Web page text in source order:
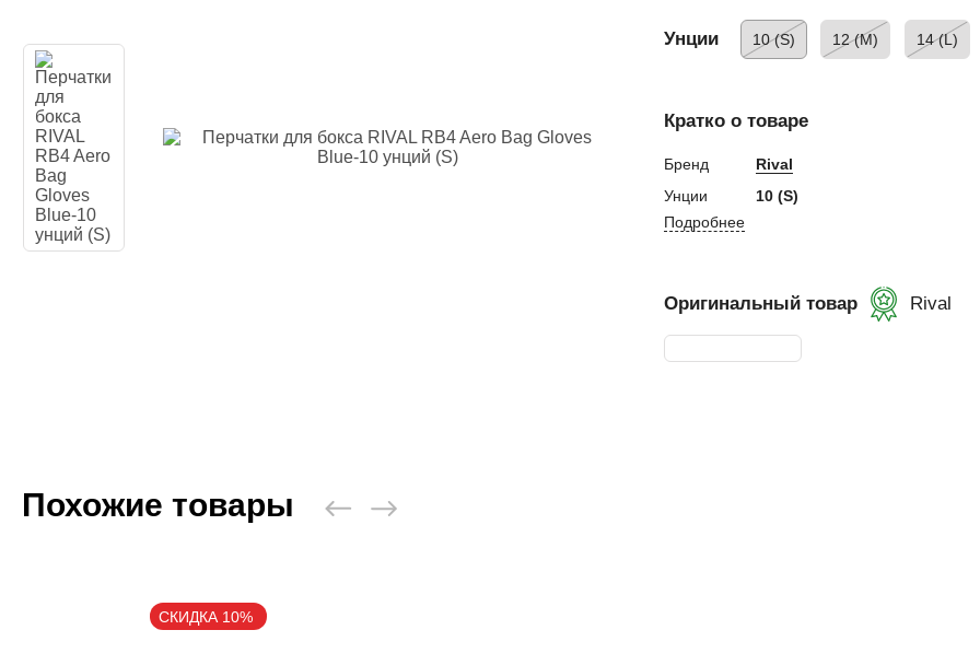
Вольная борьба
Унции 10 (S) 12 (M) 14 (L)
Кратко о товаре
Бренд
Rival
Унции
10 (S)
Подробнее
Оригинальный товар Rival
Похожие товары
СКИДКА 10%